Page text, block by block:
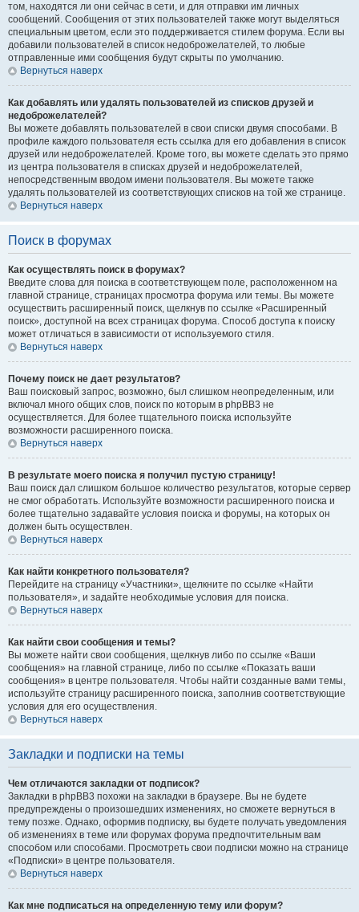
том, находятся ли они сейчас в сети, и для отправки им личных
сообщений. Сообщения от этих пользователей также могут выделяться
специальным цветом, если это поддерживается стилем форума. Если вы
добавили пользователей в список недоброжелателей, то любые
отправленные ими сообщения будут скрыты по умолчанию.
Вернуться наверх
Как добавлять или удалять пользователей из списков друзей и
недоброжелателей?
Вы можете добавлять пользователей в свои списки двумя способами. В
профиле каждого пользователя есть ссылка для его добавления в список
друзей или недоброжелателей. Кроме того, вы можете сделать это прямо
из центра пользователя в списках друзей и недоброжелателей,
непосредственным вводом имени пользователя. Вы можете также
удалять пользователей из соответствующих списков на той же странице.
Вернуться наверх
Поиск в форумах
Как осуществлять поиск в форумах?
Введите слова для поиска в соответствующем поле, расположенном на
главной странице, страницах просмотра форума или темы. Вы можете
осуществить расширенный поиск, щелкнув по ссылке «Расширенный
поиск», доступной на всех страницах форума. Способ доступа к поиску
может отличаться в зависимости от используемого стиля.
Вернуться наверх
Почему поиск не дает результатов?
Ваш поисковый запрос, возможно, был слишком неопределенным, или
включал много общих слов, поиск по которым в phpBB3 не
осуществляется. Для более тщательного поиска используйте
возможности расширенного поиска.
Вернуться наверх
В результате моего поиска я получил пустую страницу!
Ваш поиск дал слишком большое количество результатов, которые сервер
не смог обработать. Используйте возможности расширенного поиска и
более тщательно задавайте условия поиска и форумы, на которых он
должен быть осуществлен.
Вернуться наверх
Как найти конкретного пользователя?
Перейдите на страницу «Участники», щелкните по ссылке «Найти
пользователя», и задайте необходимые условия для поиска.
Вернуться наверх
Как найти свои сообщения и темы?
Вы можете найти свои сообщения, щелкнув либо по ссылке «Ваши
сообщения» на главной странице, либо по ссылке «Показать ваши
сообщения» в центре пользователя. Чтобы найти созданные вами темы,
используйте страницу расширенного поиска, заполнив соответствующие
условия для его осуществления.
Вернуться наверх
Закладки и подписки на темы
Чем отличаются закладки от подписок?
Закладки в phpBB3 похожи на закладки в браузере. Вы не будете
предупреждены о произошедших изменениях, но сможете вернуться в
тему позже. Однако, оформив подписку, вы будете получать уведомления
об изменениях в теме или форумах форума предпочтительным вам
способом или способами. Просмотреть свои подписки можно на странице
«Подписки» в центре пользователя.
Вернуться наверх
Как мне подписаться на определенную тему или форум?